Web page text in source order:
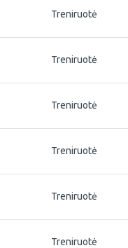
Treniruotė
Treniruotė
Treniruotė
Treniruotė
Treniruotė
Treniruotė